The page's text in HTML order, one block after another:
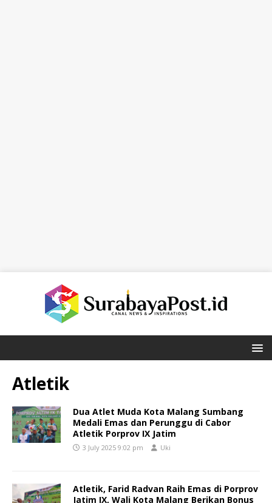
Atletik
Dua Atlet Muda Kota Malang Sumbang
Medali Emas dan Perunggu di Cabor
Atletik Porprov IX Jatim
3 July 2025 9:02 pm Uki
Atletik, Farid Radvan Raih Emas di Porprov
Jatim IX, Wali Kota Malang Berikan Bonus